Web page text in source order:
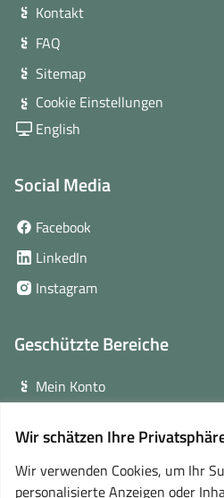
Wir schätzen Ihre
Wir verwenden Cookies, um Ihr
personalisierte Anzeigen oder
Kontakt
FAQ
Sitemap
Cookie Einstellungen
English
Social Media
Facebook
Fenster)
LinkedIn
neuem
Instagram(öffnet
Fenster)
Geschützte Bereiche
Mein Konto
Online-Lernplattform(öffnet
in
neuem